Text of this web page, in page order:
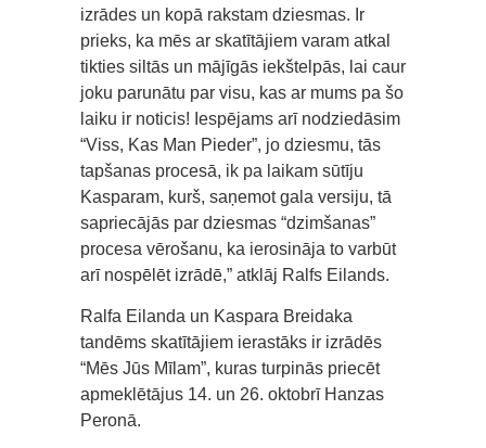
izrādes un kopā rakstam dziesmas. Ir
prieks, ka mēs ar skatītājiem varam atkal
tikties siltās un mājīgās iekštelpās, lai caur
joku parunātu par visu, kas ar mums pa šo
laiku ir noticis! Iespējams arī nodziedāsim
“Viss, Kas Man Pieder”, jo dziesmu, tās
tapšanas procesā, ik pa laikam sūtīju
Kasparam, kurš, saņemot gala versiju, tā
sapriecājās par dziesmas “dzimšanas”
procesa vērošanu, ka ierosināja to varbūt
arī nospēlēt izrādē,” atklāj Ralfs Eilands.
Ralfa Eilanda un Kaspara Breidaka
tandēms skatītājiem ierastāks ir izrādēs
“Mēs Jūs Mīlam”, kuras turpinās priecēt
apmeklētājus 14. un 26. oktobrī Hanzas
Peronā.